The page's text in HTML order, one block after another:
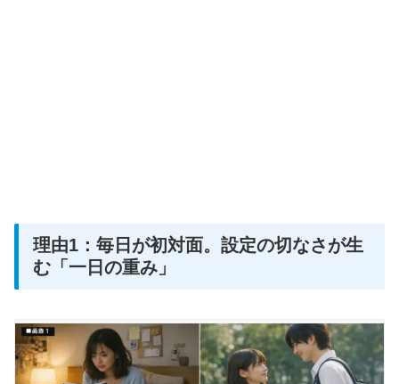
理由1：毎日が初対面。設定の切なさが生
む「一日の重み」